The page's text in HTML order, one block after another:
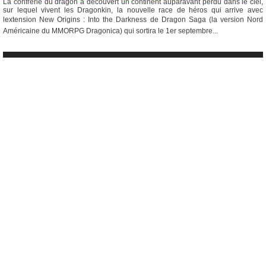
La confrérie du dragon a découvert un continent auparavant perdu dans le ciel,
sur lequel vivent les Dragonkin, la nouvelle race de héros qui arrive avec
lextension New Origins : Into the Darkness de Dragon Saga (la version Nord
Américaine du MMORPG Dragonica) qui sortira le 1er septembre...